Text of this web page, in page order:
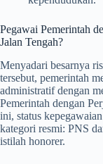
Pegawai Pemerintah
Jalan Tengah?
Menyadari besarnya
tersebut, pemerintah
administratif dengan
Pemerintah dengan
ini, status
kategori resmi: PNS
istilah honorer.